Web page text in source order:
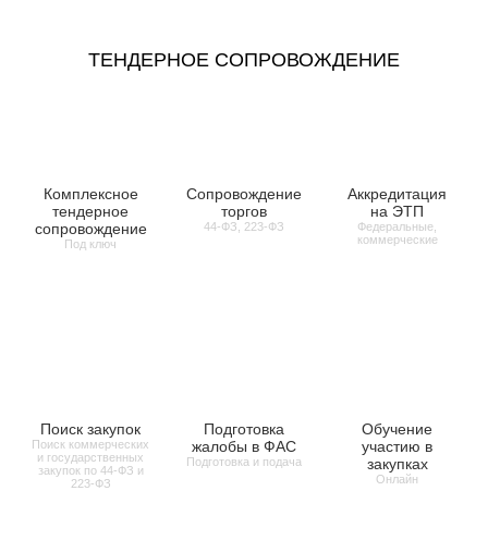
ТЕНДЕРНОЕ СОПРОВОЖДЕНИЕ
Комплексное
тендерное
сопровождение
Под ключ
Сопровождение
торгов
44-ФЗ, 223-ФЗ
Аккредитация
на ЭТП
Федеральные,
коммерческие
Поиск закупок
Поиск коммерческих
и государственных
закупок по 44-ФЗ и
223-ФЗ
Подготовка
жалобы в ФАС
Подготовка и подача
Обучение
участию в
закупках
Онлайн